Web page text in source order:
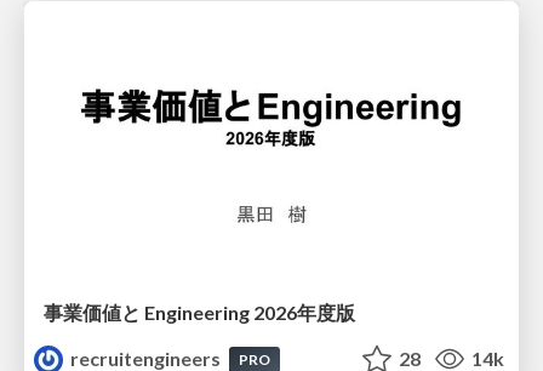
事業価値と Engineering 2026年度版
recruitengineers
PRO 28 14k